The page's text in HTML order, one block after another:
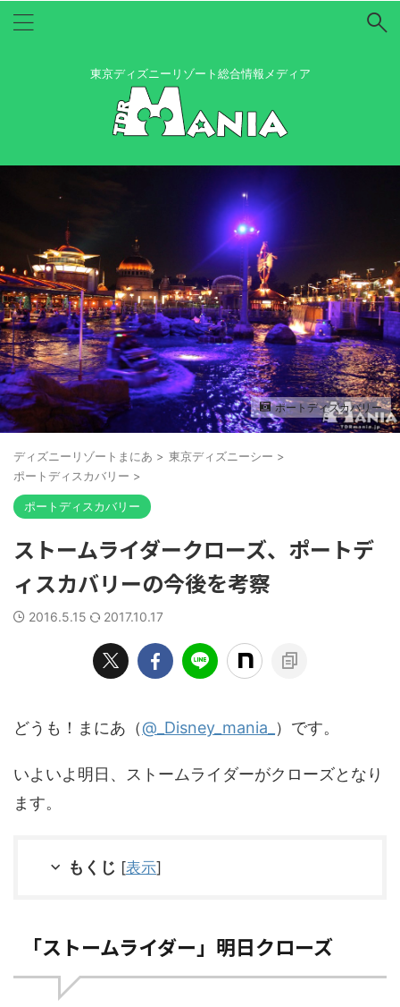
東京ディズニーリゾート総合情報メディア
ポートディズカバリー
ディズニーリゾートまにあ > 東京ディズニーシー >
ポートディスカバリー >
ポートディスカバリー
ストームライダークローズ、ポートデ
ィスカバリーの今後を考察
2016.5.15 2017.10.17
どうも！まにあ（@_Disney_mania_ ）です。
いよいよ明日、ストームライダーがクローズとなり
ます。
もくじ [表示]
「ストームライダー」明日クローズ